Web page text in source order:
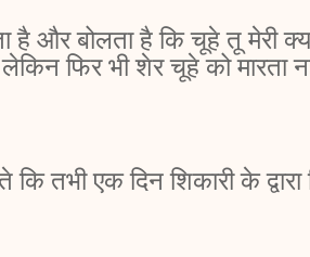
और बोलता है कि चूहे तू मेरी
फिर भी शेर चूहे को मारता
कि तभी एक दिन शिकारी के